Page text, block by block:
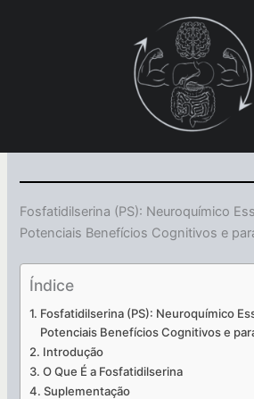
Fosfatidilserina (PS): Neuroquímico
Potenciais Benefícios Cognitivos e
Índice
Fosfatidilserina (PS): Neuroquímico
Potenciais Benefícios Cognitivos e
Introdução
O Que É a Fosfatidilserina
Suplementação